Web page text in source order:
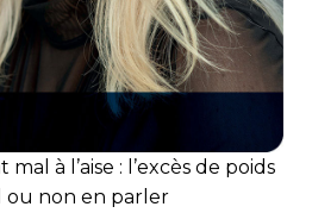
à l’aise : l’excès de poids
ou non en parler